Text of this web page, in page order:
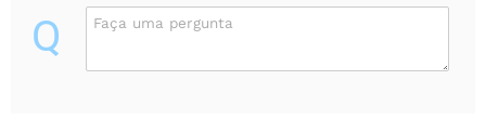
Q Faça uma pergunta